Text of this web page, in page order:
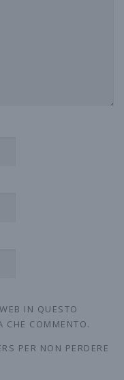
IN QUESTO
CHE COMMENTO.
PER NON PERDERE